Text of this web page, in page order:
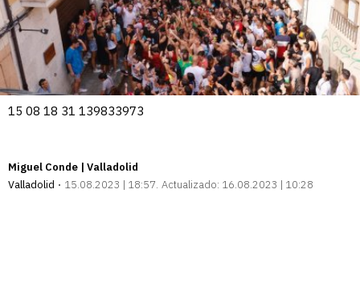
15 08 18 31 139833973
Miguel Conde | Valladolid
Valladolid
15.08.2023 | 18:57 Actualizado: 16.08.2023 | 10:28